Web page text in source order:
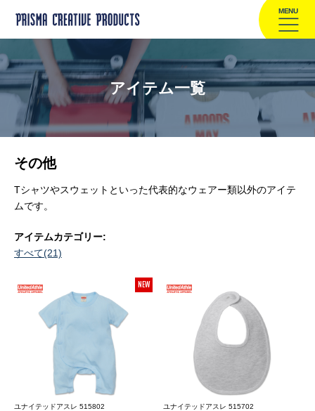
MENU
アイテム一覧
その他
Tシャツやスウェットといった代表的なウェアー類以外のアイテ
ムです。
アイテムカテゴリー:
すべて(21)
NEW
ユナイテッドアスレ 515802 ユナイテッドアスレ 515702